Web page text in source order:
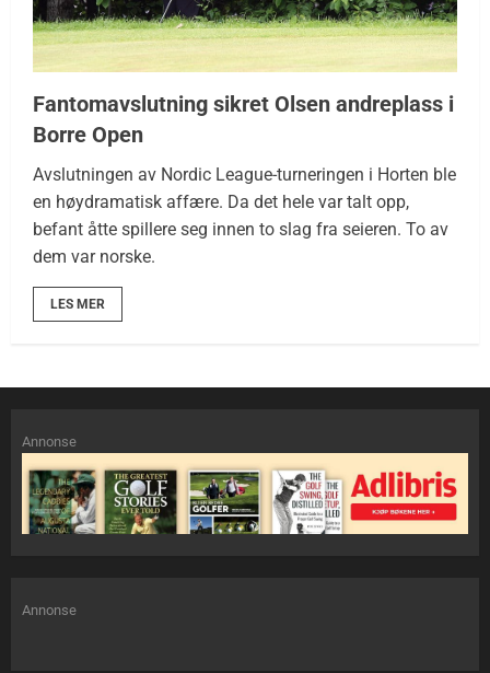
Fantomavslutning sikret Olsen andreplass i
Borre Open
Avslutningen av Nordic League-turneringen i Horten ble
en høydramatisk affære. Da det hele var talt opp,
befant åtte spillere seg innen to slag fra seieren. To av
dem var norske.
LES MER
Annonse
Annonse